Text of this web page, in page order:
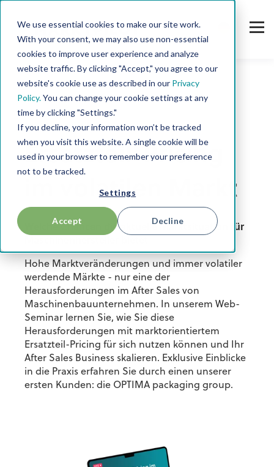
We use essential cookies to make our site work.
With your consent, we may also use non-essential
cookies to improve user experience and analyze
website traffic. By clicking "Accept," you agree to our
website's cookie use as described in our Privacy
Policy.You can change your cookie settings at any
time by clicking "Settings."
If you decline, your information won’t be tracked
when you visit this website. A single cookie will be
used in your browser to remember your preference
not to be tracked.
Settings
Accept Decline
LIVE WEB-SEMINAR
Ersatzteil-Pricing
im volatilen Markt
Welche Chancen die aktuelle Marktsituation für
Hohe Marktveränderungen und immer volatiler
werdende Märkte - nur eine der
Herausforderungen im After Sales von
Maschinenbauunternehmen. In unserem Web-
Seminar lernen Sie, wie Sie diese
Herausforderungen mit marktorientiertem
Ersatzteil-Pricing für sich nutzen können und Ihr
After Sales Business skalieren. Exklusive Einblicke
in die Praxis erfahren Sie durch einen unserer
ersten Kunden: die OPTIMA packaging group.